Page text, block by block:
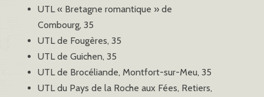
UTL « Bretagne romantique » de
Combourg, 35
UTL de Fougères, 35
UTL de Guichen, 35
UTL de Brocéliande, Montfort-sur-Meu, 35
UTL du Pays de la Roche aux Fées, Retiers,